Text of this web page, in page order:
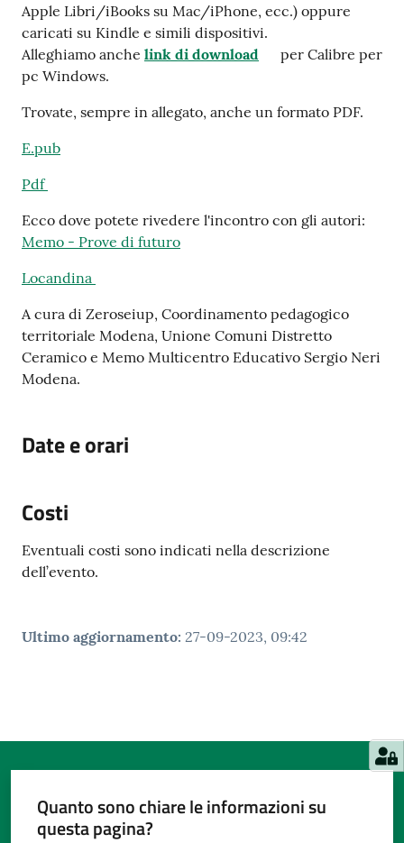
Apple Libri/iBooks su Mac/iPhone, ecc.) oppure
caricati su Kindle e simili dispositivi.
Alleghiamo anche link di download
per Calibre per
pc Windows.
Trovate, sempre in allegato, anche un formato PDF.
E.pub
Pdf
Ecco dove potete rivedere l'incontro con gli autori:
Memo - Prove di futuro
Locandina
A cura di Zeroseiup, Coordinamento pedagogico
territoriale Modena, Unione Comuni Distretto
Ceramico e Memo Multicentro Educativo Sergio Neri
Modena.
Date e orari
Costi
Eventuali costi sono indicati nella descrizione
dell’evento.
Ultimo aggiornamento: 27-09-2023, 09:42
Quanto sono chiare le informazioni su
questa pagina?